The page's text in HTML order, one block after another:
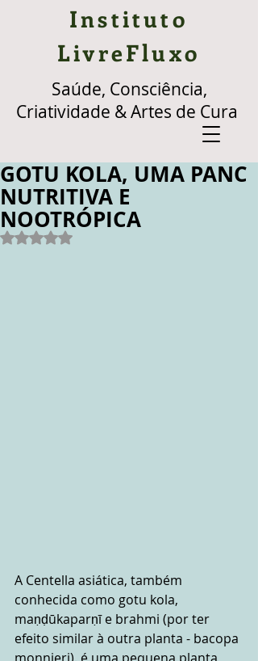
Instituto
LivreFluxo
Saúde, Consciência,
Criatividade & Artes de Cura
GOTU KOLA, UMA PANC
NUTRITIVA E
NOOTRÓPICA
Avaliado com NaN de 5 estrelas.
A Centella asiática, também
conhecida como gotu kola,
maṇḍūkaparṇī e brahmi (por ter
efeito similar à outra planta - bacopa